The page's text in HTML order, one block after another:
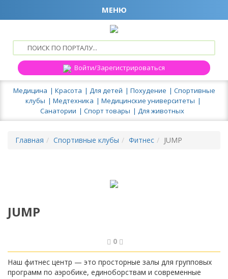
МЕНЮ
Войти/Зарегистрироваться
Медицина Красота Для детей Похудение
Спортивные
клубы
Медтехника
Медицинские университеты
Санатории
Спорт товары Для животных
Главная Спортивные клубы Фитнес JUMP
JUMP
0
Наш фитнес центр — это просторные залы для групповых
программ по аэробике, единоборствам и современные